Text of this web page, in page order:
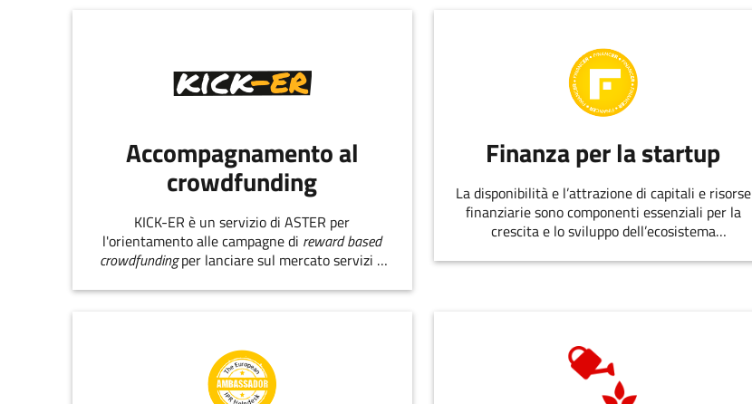
Accompagnamento al
crowdfunding
KICK-ER è un servizio di ASTER per
l'orientamento alle campagne di reward based
crowdfundingper lanciare sul mercato servizi e
Finanza per la startup
La disponibilità e l’attrazione di capitali e risorse
finanziarie sono componenti essenziali per la
crescita e lo sviluppo dell’ecosistema